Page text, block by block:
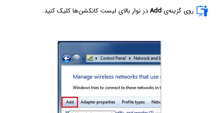
روی گزینه‌ی Addدر نوار بالای لیست کانکشن‌ها کلیک کنید.